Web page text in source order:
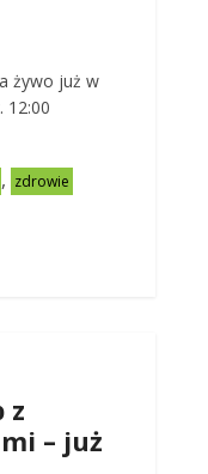
żywo już w
12:00
, zdrowie
z
– już